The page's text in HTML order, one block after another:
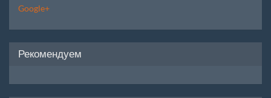
Google+
Рекомендуем